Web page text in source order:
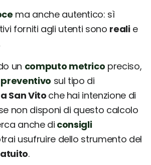
ma anche autentico: sì
forniti agli utenti sono realie
un computo metrico preciso,
preventivo sul tipo di
a San Vito che hai intenzione di
non disponi di questo calcolo
anche di consigli
usufruire dello strumento del
.